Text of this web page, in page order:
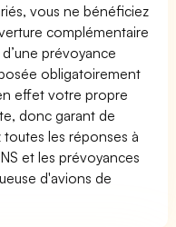
vous ne bénéficiez
complémentaire
prévoyance
obligatoirement
effet votre propre
donc garant de
toutes les réponses à
et les prévoyances
d'avions de